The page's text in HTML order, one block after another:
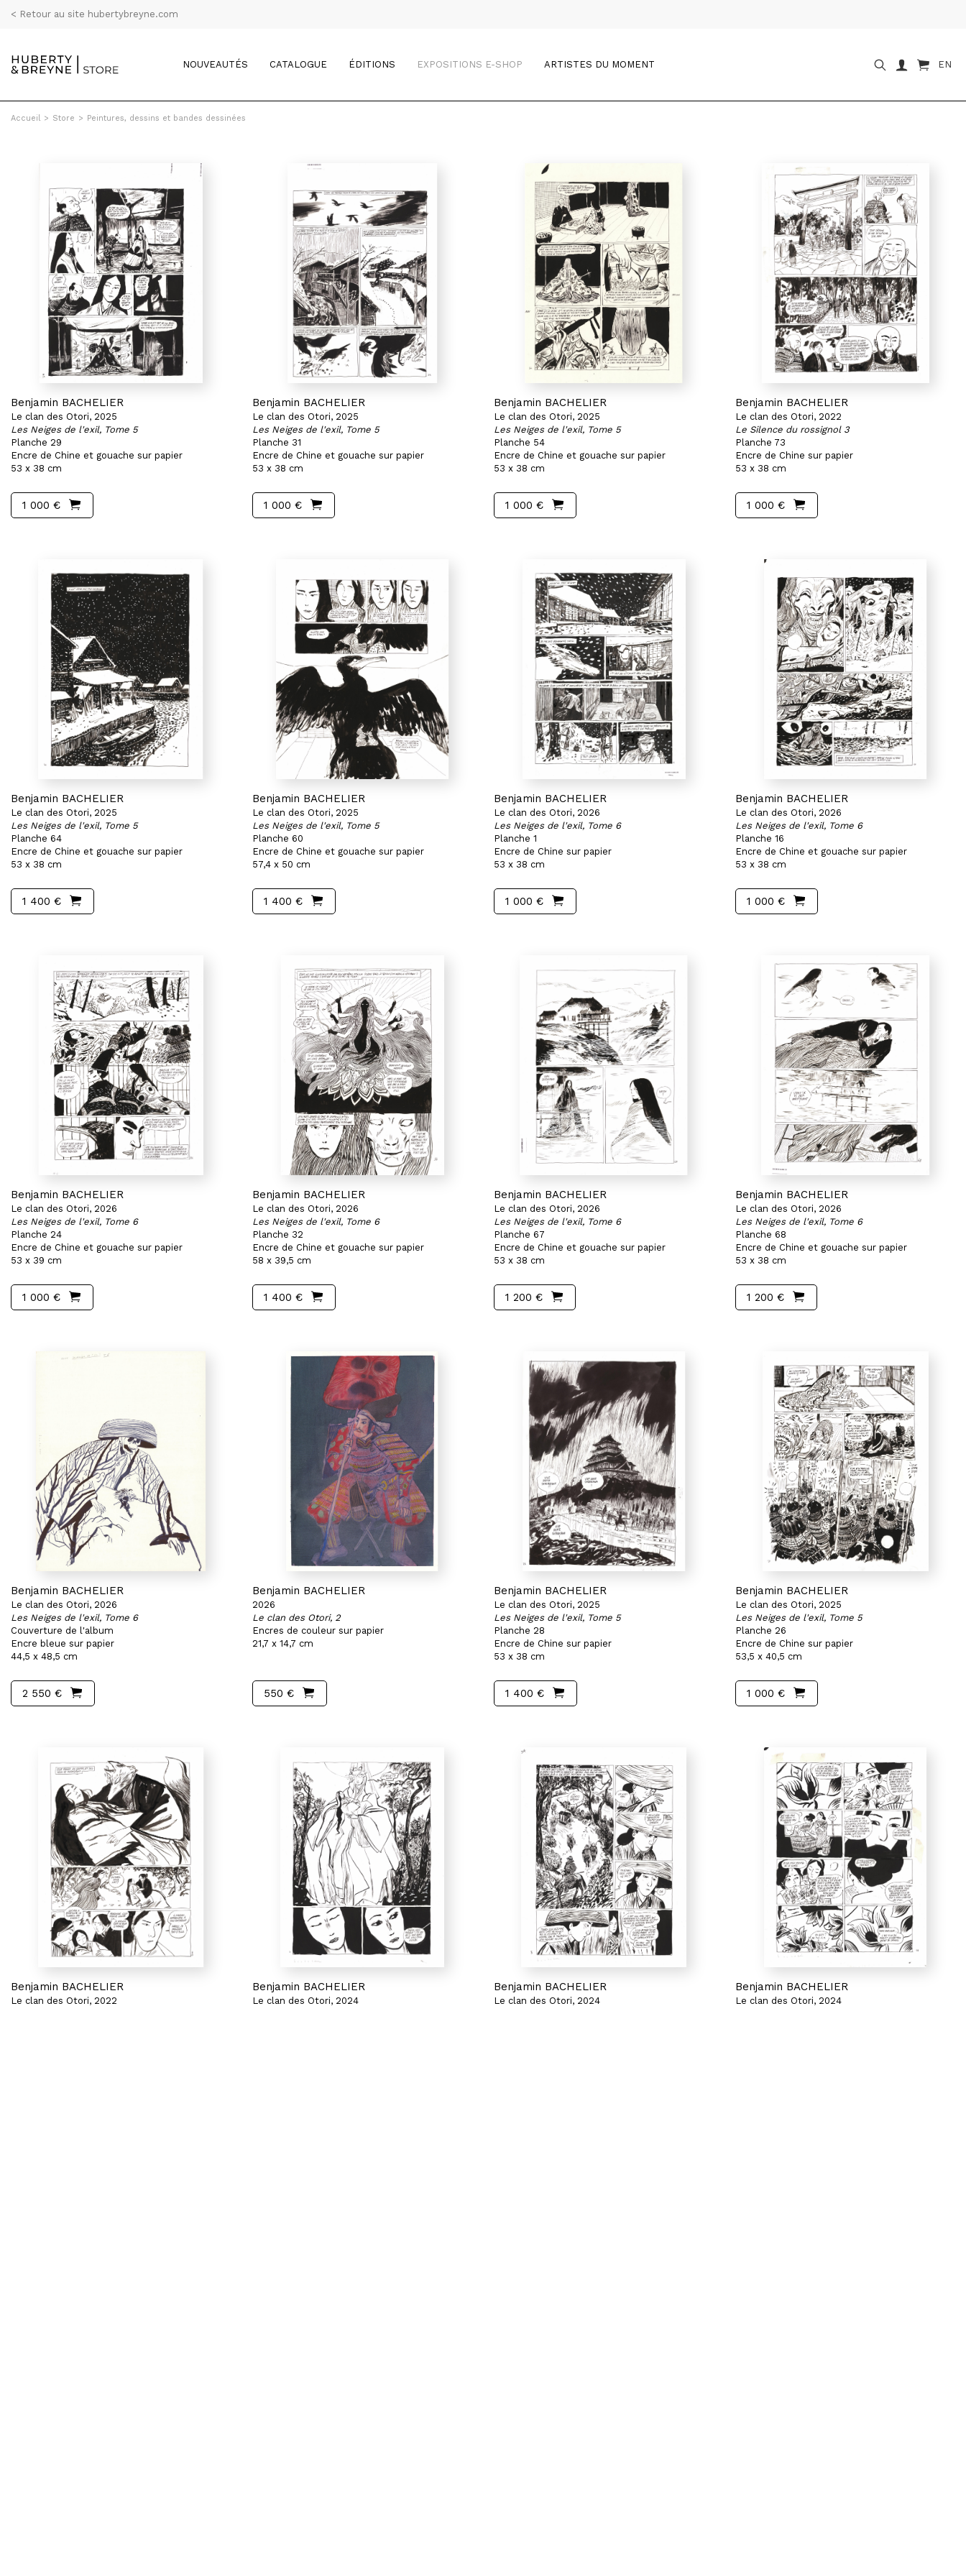
< Retour au site hubertybreyne.com
NOUVEAUTÉS CATALOGUE ÉDITIONS EXPOSITIONS E-SHOP ARTISTES DU MOMENT EN
Accueil > Store > Peintures, dessins et bandes dessinées
Benjamin BACHELIER
Le clan des Otori, 2025
Les Neiges de l'exil, Tome 5
Planche 29
Encre de Chine et gouache sur papier
53 x 38 cm
1 000 €
Benjamin BACHELIER
Le clan des Otori, 2025
Les Neiges de l'exil, Tome 5
Planche 31
Encre de Chine et gouache sur papier
53 x 38 cm
1 000 €
Benjamin BACHELIER
Le clan des Otori, 2025
Les Neiges de l'exil, Tome 5
Planche 54
Encre de Chine et gouache sur papier
53 x 38 cm
1 000 €
Benjamin BACHELIER
Le clan des Otori, 2022
Le Silence du rossignol 3
Planche 73
Encre de Chine sur papier
53 x 38 cm
1 000 €
Benjamin BACHELIER
Le clan des Otori, 2025
Les Neiges de l'exil, Tome 5
Planche 64
Encre de Chine et gouache sur papier
53 x 38 cm
1 400 €
Benjamin BACHELIER
Le clan des Otori, 2025
Les Neiges de l'exil, Tome 5
Planche 60
Encre de Chine et gouache sur papier
57,4 x 50 cm
1 400 €
Benjamin BACHELIER
Le clan des Otori, 2026
Les Neiges de l'exil, Tome 6
Planche 1
Encre de Chine sur papier
53 x 38 cm
1 000 €
Benjamin BACHELIER
Le clan des Otori, 2026
Les Neiges de l'exil, Tome 6
Planche 16
Encre de Chine et gouache sur papier
53 x 38 cm
1 000 €
Benjamin BACHELIER
Le clan des Otori, 2026
Les Neiges de l'exil, Tome 6
Planche 24
Encre de Chine et gouache sur papier
53 x 39 cm
1 000 €
Benjamin BACHELIER
Le clan des Otori, 2026
Les Neiges de l'exil, Tome 6
Planche 32
Encre de Chine et gouache sur papier
58 x 39,5 cm
1 400 €
Benjamin BACHELIER
Le clan des Otori, 2026
Les Neiges de l'exil, Tome 6
Planche 67
Encre de Chine et gouache sur papier
53 x 38 cm
1 200 €
Benjamin BACHELIER
Le clan des Otori, 2026
Les Neiges de l'exil, Tome 6
Planche 68
Encre de Chine et gouache sur papier
53 x 38 cm
1 200 €
Benjamin BACHELIER
Le clan des Otori, 2026
Les Neiges de l'exil, Tome 6
Couverture de l'album
Encre bleue sur papier
44,5 x 48,5 cm
2 550 €
Benjamin BACHELIER
2026
Le clan des Otori, 2
Encres de couleur sur papier
21,7 x 14,7 cm
550 €
Benjamin BACHELIER
Le clan des Otori, 2025
Les Neiges de l'exil, Tome 5
Planche 28
Encre de Chine sur papier
53 x 38 cm
1 400 €
Benjamin BACHELIER
Le clan des Otori, 2025
Les Neiges de l'exil, Tome 5
Planche 26
Encre de Chine sur papier
53,5 x 40,5 cm
1 000 €
Benjamin BACHELIER
Le clan des Otori, 2022
Benjamin BACHELIER
Le clan des Otori, 2024
Benjamin BACHELIER
Le clan des Otori, 2024
Benjamin BACHELIER
Le clan des Otori, 2024